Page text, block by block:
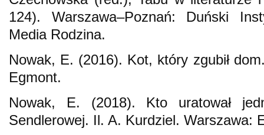
124). Warszawa–Poznań: Duński
Media Rodzina.
Nowak, E. (2016). Kot, który zgubił
Egmont.
Nowak, E. (2018). Kto uratował
Sendlerowej. Il. A. Kurdziel. Warszawa: